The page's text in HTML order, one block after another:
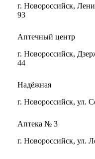
г. Новороссийск,
93
Аптечный центр
г. Новороссийск,
44
Надёжная
г. Новороссийск, ул.
Аптека № 3
г. Новороссийск, ул.